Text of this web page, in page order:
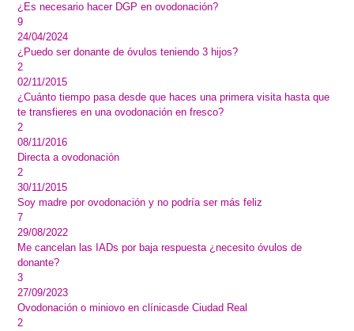
¿Es necesario hacer DGP en ovodonación?
9
24/04/2024
¿Puedo ser donante de óvulos teniendo 3 hijos?
2
02/11/2015
¿Cuánto tiempo pasa desde que haces una primera visita hasta que
te transfieres en una ovodonación en fresco?
2
08/11/2016
Directa a ovodonación
2
30/11/2015
Soy madre por ovodonación y no podría ser más feliz
7
29/08/2022
Me cancelan las IADs por baja respuesta ¿necesito óvulos de
donante?
3
27/09/2023
Ovodonación o miniovo en clínicasde Ciudad Real
2